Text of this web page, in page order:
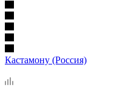
Кастамону (Россия)